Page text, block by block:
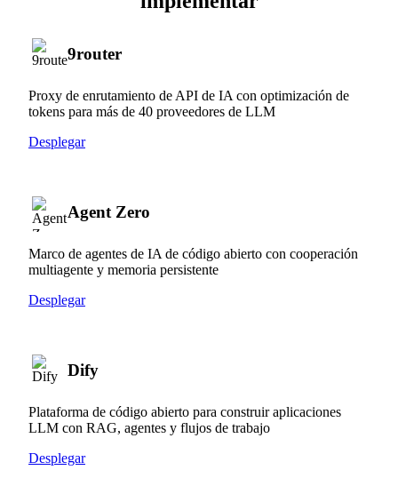
9router
Proxy de enrutamiento de API de IA con optimización de
tokens para más de 40 proveedores de LLM
Desplegar
Agent Zero
Marco de agentes de IA de código abierto con cooperación
multiagente y memoria persistente
Desplegar
Dify
Plataforma de código abierto para construir aplicaciones
LLM con RAG, agentes y flujos de trabajo
Desplegar